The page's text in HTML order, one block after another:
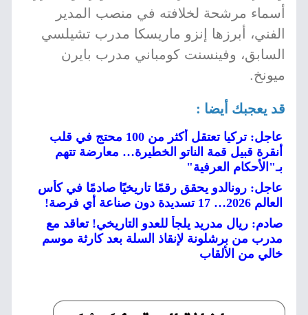
أسماء مرشحة لخلافته في منصب المدير
الفني، أبرزها إنزو ماريسكا مدرب تشيلسي
السابق، وفينسنت كومباني مدرب بايرن
ميونخ.
قد يعجبك أيضا :
عاجل: تركيا تعتقل أكثر من 100 محتج في قلب
أنقرة قبيل قمة الناتو الخطيرة… معارضة تتهم
بـ"الأحكام العرفية"
عاجل: رونالدو يحقق رقمًا تاريخيًا صادمًا في كأس
العالم 2026… 17 تسديدة دون صناعة أي فرصة!
صادم: ريال مدريد يلجأ للعدو التاريخي! تعاقد مع
مدرب من برشلونة لإنقاذ السلة بعد كارثة موسم
خالي من الألقاب